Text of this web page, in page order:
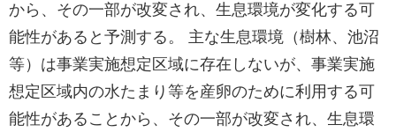
から、その一部が改変され、生息環境が変化する可
能性があると予測する。 主な生息環境（樹林、池沼
等）は事業実施想定区域に存在しないが、事業実施
想定区域内の水たまり等を産卵のために利用する可
能性があることから、その一部が改変され、生息環